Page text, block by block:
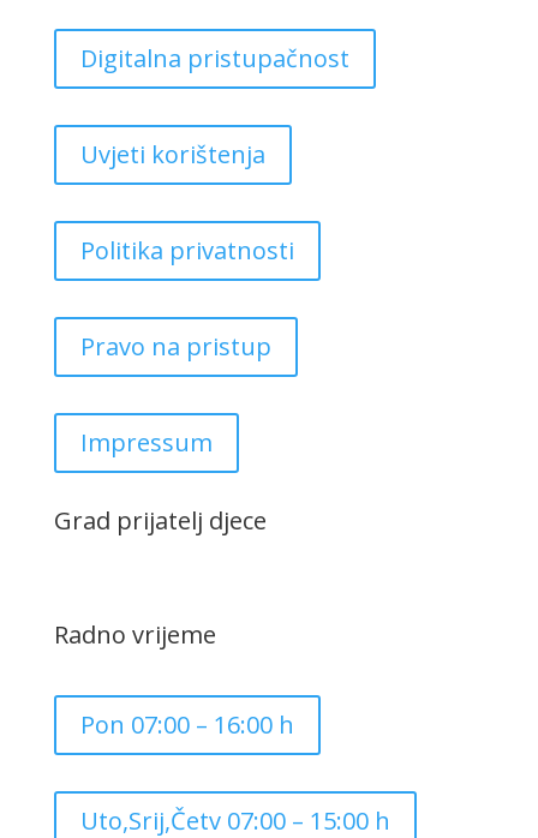
Digitalna pristupačnost
Uvjeti korištenja
Politika privatnosti
Pravo na pristup
Impressum
Grad prijatelj djece
Radno vrijeme
Pon 07:00 – 16:00 h
Uto,Srij,Četv 07:00 – 15:00 h